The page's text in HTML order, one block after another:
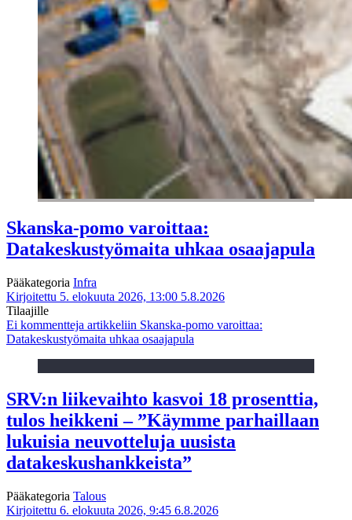
Skanska-pomo varoittaa:
Datakeskustyömaita uhkaa osaajapula
Pääkategoria Infra
Kirjoitettu 5. elokuuta 2026, 13:00 5.8.2026
Tilaajille
Ei kommentteja artikkeliin Skanska-pomo varoittaa:
Datakeskustyömaita uhkaa osaajapula
SRV:n liikevaihto kasvoi 18 prosenttia,
tulos heikkeni – ”Käymme parhaillaan
lukuisia neuvotteluja uusista
datakeskushankkeista”
Pääkategoria Talous
Kirjoitettu 6. elokuuta 2026, 9:45 6.8.2026